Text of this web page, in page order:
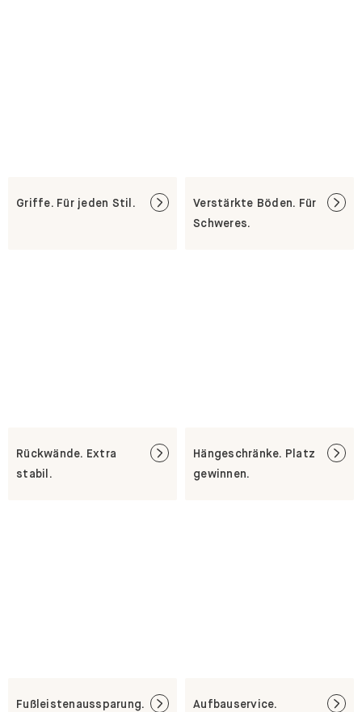
Griffe. Für jeden Stil.
Verstärkte Böden. Für
Schweres.
Rückwände. Extra
stabil.
Hängeschränke. Platz
gewinnen.
Fußleistenaussparung.
Aufbauservice.